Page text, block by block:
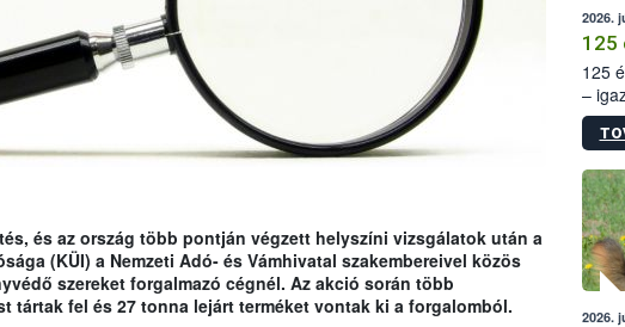
és az ország több pontján végzett helyszíni vizsgálatok után a
(KÜI) a Nemzeti Adó- és Vámhivatal szakembereivel közös
szereket forgalmazó cégnél. Az akció során több
tártak fel és 27 tonna lejárt terméket vontak ki a forgalomból.
2026.
125
125
–
15.
2026.